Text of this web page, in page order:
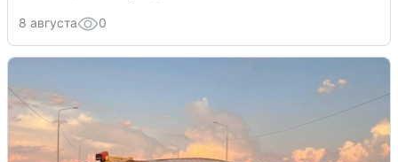
8 августа 0